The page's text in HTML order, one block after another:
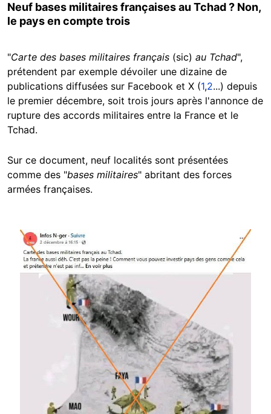
Neuf bases militaires françaises au Tchad ? Non,
le pays en compte trois
"Carte des bases militaires français (sic) au Tchad",
prétendent par exemple dévoiler une dizaine de
publications diffusées sur Facebook et X (1,2...) depuis
le premier décembre, soit trois jours après l'annonce de
rupture des accords militaires entre la France et le
Tchad.
Sur ce document, neuf localités sont présentées
comme des "bases militaires" abritant des forces
armées françaises.
Image